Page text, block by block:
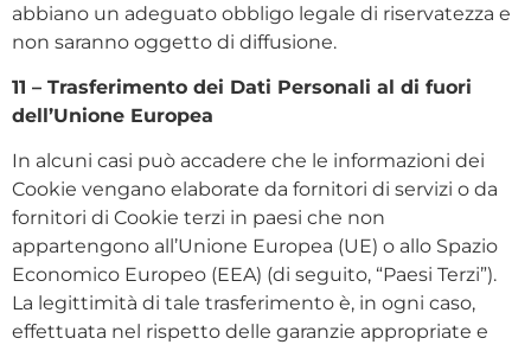
abbiano un adeguato obbligo legale di riservatezza e
non saranno oggetto di diffusione.
11 – Trasferimento dei Dati Personali al di fuori
dell’Unione Europea
In alcuni casi può accadere che le informazioni dei
Cookie vengano elaborate da fornitori di servizi o da
fornitori di Cookie terzi in paesi che non
appartengono all’Unione Europea (UE) o allo Spazio
Economico Europeo (EEA) (di seguito, “Paesi Terzi”).
La legittimità di tale trasferimento è, in ogni caso,
effettuata nel rispetto delle garanzie appropriate e